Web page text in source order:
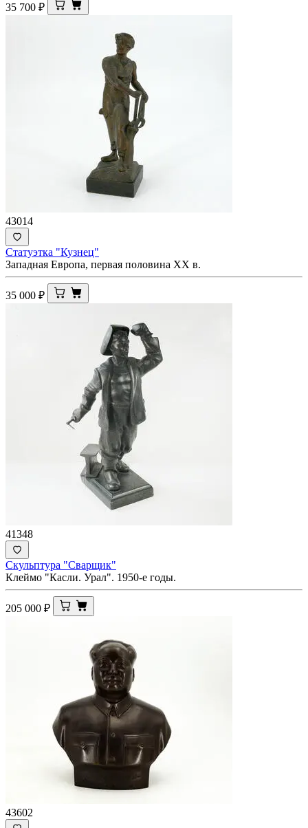
35 700 ₽
43014
Статуэтка "Кузнец"
Западная Европа, первая половина XX в.
35 000 ₽
41348
Скульптура "Сварщик"
Клеймо "Касли. Урал". 1950-е годы.
205 000 ₽
43602